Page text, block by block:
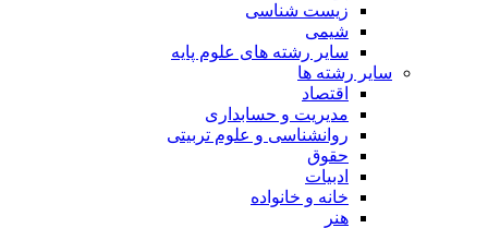
زیست شناسی
شیمی
سایر رشته های علوم پایه
سایر رشته ها
اقتصاد
مدیریت و حسابداری
روانشناسی و علوم تربیتی
حقوق
ادبیات
خانه و خانواده
هنر